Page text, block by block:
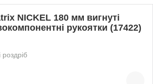
NICKEL 180 мм вигнуті
рукоятки (17422)
роздріб